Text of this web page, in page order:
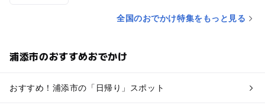
全国のおでかけ特集をもっと見る
浦添市のおすすめおでかけ
おすすめ！浦添市の「日帰り」スポット